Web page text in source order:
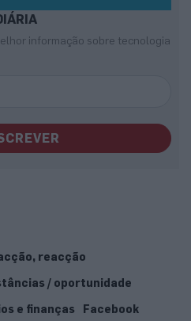
informação sobre tecnologia
reacção
/ oportunidade
e finanças
Facebook